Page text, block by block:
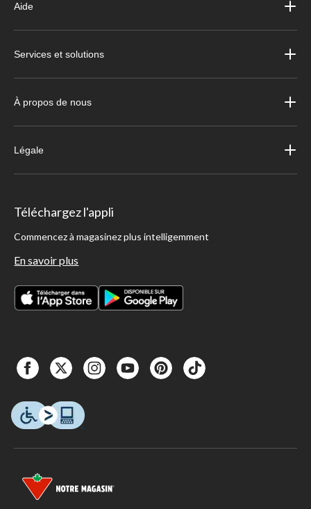
Aide
Services et solutions
À propos de nous
Légale
Téléchargez l'appli
Commencez à magasinez plus intelligemment
En savoir plus